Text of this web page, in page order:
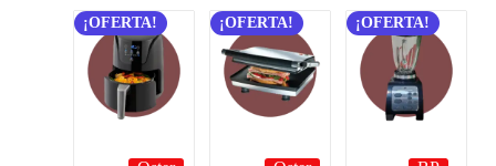
¡OFERTA! ¡OFERTA! ¡OFERTA!